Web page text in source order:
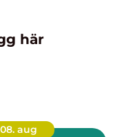
här
08. aug